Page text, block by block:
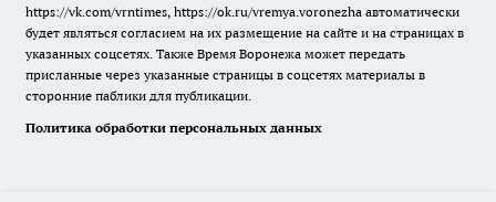
https://vk.com/vrntimes, https://ok.ru/vremya.voronezha автоматически
будет являться согласием на их размещение на сайте и на страницах в
указанных соцсетях. Также Время Воронежа может передать
присланные через указанные страницы в соцсетях материалы в
сторонние паблики для публикации.
Политика обработки персональных данных